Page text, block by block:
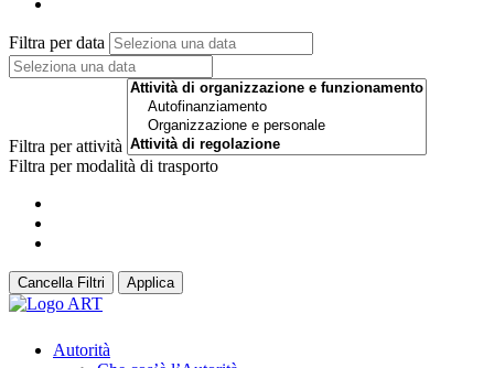
Filtra per data
Filtra per attività
Filtra per modalità di trasporto
Cancella Filtri Applica
Autorità